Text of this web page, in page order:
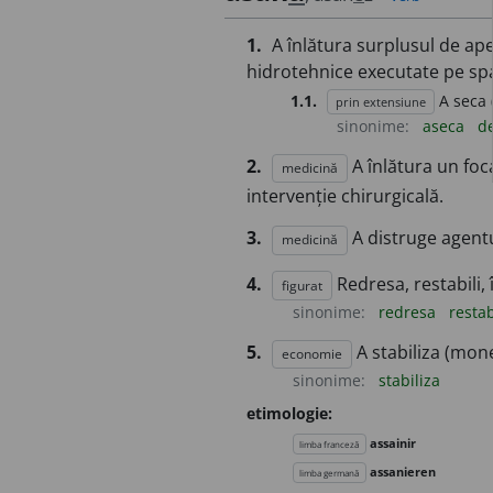
1. A înlătura surplusul de
hidrotehnice executate pe
1.1. prin extensiune
A seca
sinonime:
aseca
2. medicină
A înlătura un
intervenție chirurgicală.
3.
medicină
A distruge
4.
figurat Redresa,
sinonime: redresa
5. economie A stabiliza
sinonime:
stabiliza
etimologie:
limba franceză assainir
limba germană assanieren